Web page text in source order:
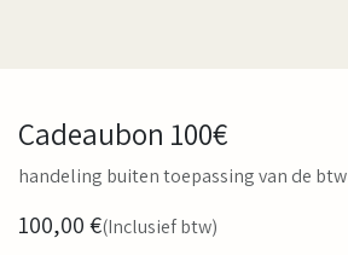
Cadeaubon 100€
handeling buiten toepassing van de btw
100,00€(Inclusief btw)